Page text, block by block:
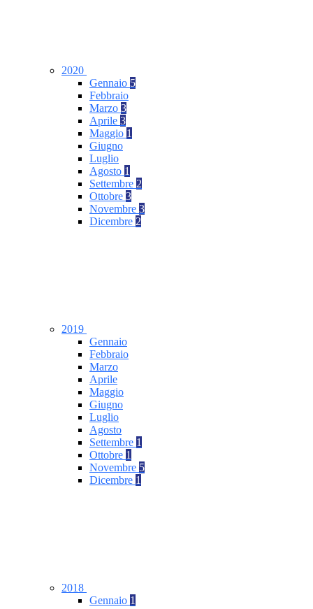
2020
Gennaio 5
Febbraio
Marzo 3
Aprile 3
Maggio 1
Giugno
Luglio
Agosto 1
Settembre 2
Ottobre 3
Novembre 3
Dicembre 2
2019
Gennaio
Febbraio
Marzo
Aprile
Maggio
Giugno
Luglio
Agosto
Settembre 1
Ottobre 1
Novembre 5
Dicembre 1
2018
Gennaio 1